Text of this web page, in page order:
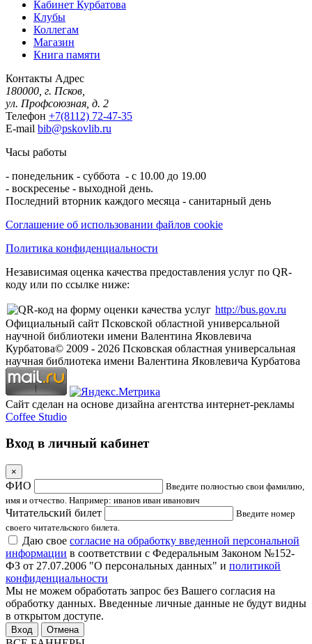
Кабинет Курбатова
Клубы
Коллегам
Магазин
Книга памяти
Контакты Адрес
180000, г. Псков,
ул. Профсоюзная, д. 2
Телефон +7(8112) 72-47-35
E-mail bib@pskovlib.ru
Часы работы
- понедельник - суббота - с 10.00 до 19.00
- воскресенье - выходной день.
Последний вторник каждого месяца - санитарный день
Соглашение об использовании файлов cookie
Политика конфиденциальности
Независимая оценка качества предоставления услуг по QR-
коду или по ссылке ниже:
http://bus.gov.ru
Официальный сайт Псковской областной универсальной
научной библиотеки имени Валентина Яковлевича
Курбатова© 2009 - 2026 Псковская областная универсальная
научная библиотека имени Валентина Яковлевича Курбатова
Сайт сделан на основе дизайна агентства интернет-рекламы
Coffee Studio
Вход в личный кабинет
×
ФИО
Введите полностью свои фамилию,
имя и отчество. Например: иванов иван иванович
Читательский билет
Введите номер
своего читательского билета.
Даю свое согласие на обработку введенной персональной
информации в соответствии с Федеральным Законом №152-
ФЗ от 27.07.2006 "О персональных данных" и политикой
конфиденциальности
Мы не можем обработать запрос без Вашего согласия на
обработку данных. Введенные личные данные не будут видны
в открытом доступе.
Отмена